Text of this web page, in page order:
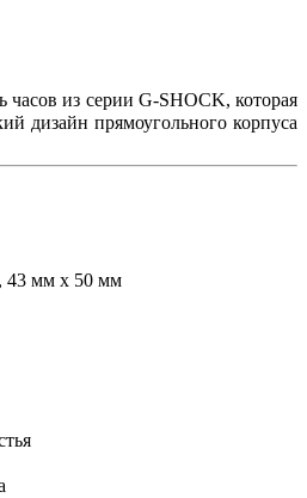
часов из серии G-SHOCK, которая
дизайн прямоугольного корпуса
43 мм x 50 мм